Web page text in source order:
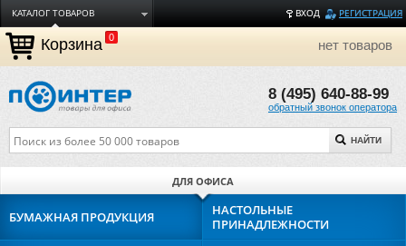
ВХОД РЕГИСТРАЦИЯ
КАТАЛОГ ТОВАРОВ
ДОСТАВКА
ОПЛАТА
ТОРГОВЫЕ МАРКИ
О КОМПАНИИ
Корзина 0 нет товаров
8 (495) 640-88-99
обратный звонок оператора
НАЙТИ
ДЛЯ ОФИСА
БУМАЖНАЯ ПРОДУКЦИЯ
НАСТОЛЬНЫЕ
ПРИНАДЛЕЖНОСТИ